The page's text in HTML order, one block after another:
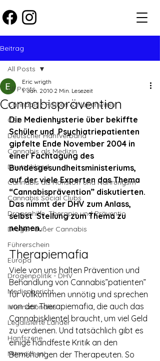
Beitrag
All Posts
Cannabis - Risiken & Nebenwirku
CBD
Deutscher Hanfverband
Cannabis als Medizin
Deutschland
Cannabis als Rohstoff und Nahrungsm
Cannabis Social Clubs
Drogenhilfe, Therapie und Präventio
Drogen außer Cannabis
Führerschein
Europa
Drogenpolitik - DHV
Medienbericht
Internationales
Legalisierte Länder
Hanfszene
Mitmachen!
All Posts
Cannabisprävention
Eric wrigth
1. Jan. 2010 2 Min. Lesezeit
Die Medienhysterie über bekiffte
Schüler und  Psychiatriepatienten
gipfelte Ende November 2004 in
einer Fachtagung des
Bundesgesundheitsministeriums,
auf der viele Experten das Thema
“Cannabisprävention” diskutierten.
Das nimmt der DHV zum Anlass,
selbst  Stellung zum Thema zu
nehmen.
Therapiemafia
Viele von uns halten Prävention und
Behandlung von Cannabis”patienten”
für vollkommen unnötig und sprechen
von der Therapiemafia, die auch das
Cannabisklientel braucht, um viel Geld
zu verdienen. Und tatsächlich gibt es
einige handfeste Kritik an den
Bemühungen der Therapeuten. So